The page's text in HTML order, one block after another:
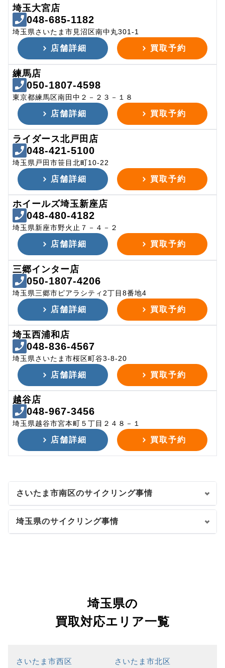
埼玉大宮店
048-685-1182
埼玉県さいたま市見沼区南中丸301-1
店舗詳細 買取予約
練馬店
050-1807-4598
東京都練馬区南田中２－２３－１８
店舗詳細 買取予約
ライダース北戸田店
048-421-5100
埼玉県戸田市笹目北町10-22
店舗詳細 買取予約
ホイールズ埼玉新座店
048-480-4182
埼玉県新座市野火止７－４－２
店舗詳細 買取予約
三郷インター店
050-1807-4206
埼玉県三郷市ピアラシティ2丁目8番地4
店舗詳細 買取予約
埼玉西浦和店
048-836-4567
埼玉県さいたま市桜区町谷3-8-20
店舗詳細 買取予約
越谷店
048-967-3456
埼玉県越谷市宮本町５丁目２４８－１
店舗詳細 買取予約
さいたま市南区のサイクリング事情
埼玉県のサイクリング事情
埼玉県の
買取対応エリア一覧
さいたま市西区 さいたま市北区